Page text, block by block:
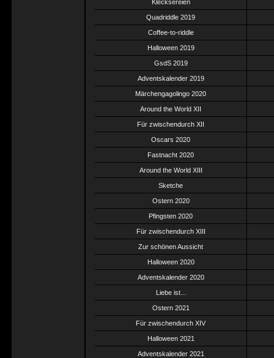
Klecksereien
Quadriddle 2019
Coffee-to-riddle
Halloween 2019
GsdS 2019
Adventskalender 2019
Märchengagolingo 2020
Around the World XII
Für zwischendurch XII
Oscars 2020
Fastnacht 2020
Around the World XIII
Sketche
Ostern 2020
Pfingsten 2020
Für zwischendurch XIII
Zur schönen Aussicht
Halloween 2020
Adventskalender 2020
Liebe ist...
Ostern 2021
Für zwischendurch XIV
Halloween 2021
Adventskalender 2021